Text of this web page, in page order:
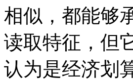
相似，都能够
读取特征，但
认为是经济划